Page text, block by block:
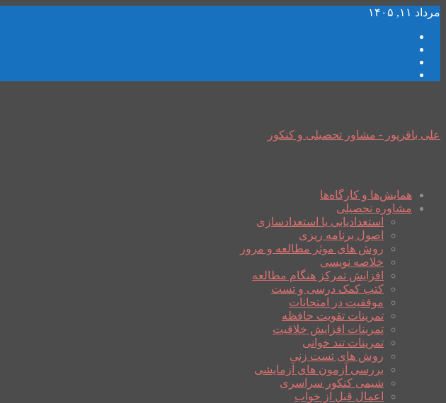
مرداد ۱۱, ۱۴۰۵
علی باقرپور - مشاور تحصیلی و کنکور
همایش‌ها و کارگاه‌ها
مشاوره تحصیلی
استعدادیابی یا استعدادسازی
اصول برنامه ریزی
روش های موثر مطالعه و مرور
خلاصه نویسی
افزایش تمرکز هنگام مطالعه
کتب کمک درسی و تست
موفقیت در امتحانات
تمرینات تقویت حافظه
تمرینات افزایش خلاقیت
تمرینات تند خوانی
روش های تست زنی
بررسی آزمون های آزمایشی
شیمی کنکور سراسری
اعمال قبل از خواب